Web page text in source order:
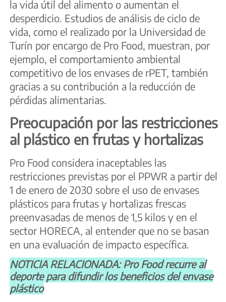
la vida útil del alimento o aumentan el
desperdicio. Estudios de análisis de ciclo de
vida, como el realizado por la Universidad de
Turín por encargo de Pro Food, muestran, por
ejemplo, el comportamiento ambiental
competitivo de los envases de rPET, también
gracias a su contribución a la reducción de
pérdidas alimentarias.
Preocupación por las restricciones
al plástico en frutas y hortalizas
Pro Food considera inaceptables las
restricciones previstas por el PPWR a partir del
1 de enero de 2030 sobre el uso de envases
plásticos para frutas y hortalizas frescas
preenvasadas de menos de 1,5 kilos y en el
sector HORECA, al entender que no se basan
en una evaluación de impacto específica.
NOTICIA RELACIONADA: Pro Food recurre al
deporte para difundir los beneficios del envase
plástico